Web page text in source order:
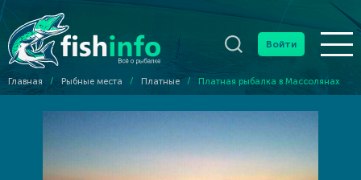
Войти
Главная / Рыбные места / Платные / Платная рыбалка в Массолянах